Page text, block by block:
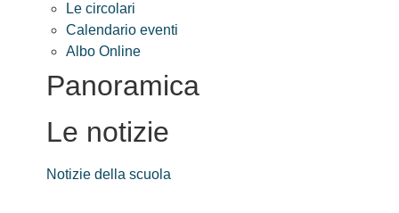
Le circolari
Calendario eventi
Albo Online
Panoramica
Le notizie
Notizie della scuola